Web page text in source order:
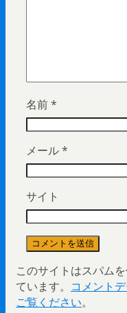
名前*
メール*
サイト
このサイトはスパム
ています。 コメント
ご覧ください。